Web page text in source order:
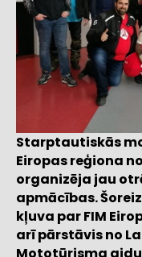
Starptautiskās
Eiropas reģiona
organizēja jau
apmācības.
kļuva par FIM
arī pārstāvis no